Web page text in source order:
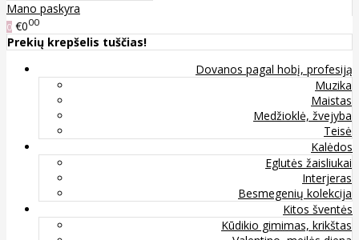
Mano paskyra
0 €000
Prekių krepšelis tuščias!
Dovanos pagal hobį, profesiją
Muzika
Maistas
Medžioklė, žvejyba
Teisė
Kalėdos
Eglutės žaisliukai
Interjeras
Besmegenių kolekcija
Kitos šventės
Kūdikio gimimas, krikštas